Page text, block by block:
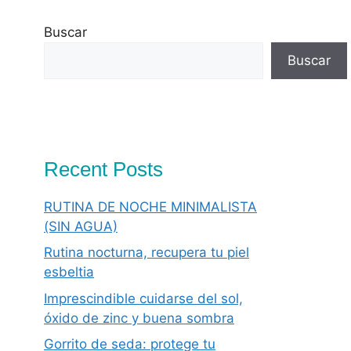
Buscar
Buscar
Recent Posts
RUTINA DE NOCHE MINIMALISTA
(SIN AGUA)
Rutina nocturna, recupera tu piel
esbeltia
Imprescindible cuidarse del sol,
óxido de zinc y buena sombra
Gorrito de seda: protege tu